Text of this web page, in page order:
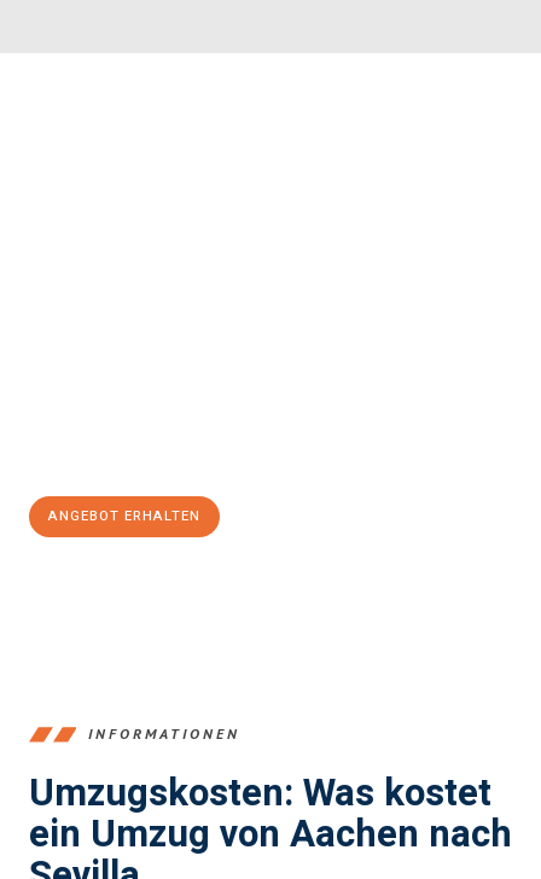
ANGEBOT ERHALTEN
INFORMATIONEN
Umzugskosten: Was kostet
ein Umzug von Aachen nach